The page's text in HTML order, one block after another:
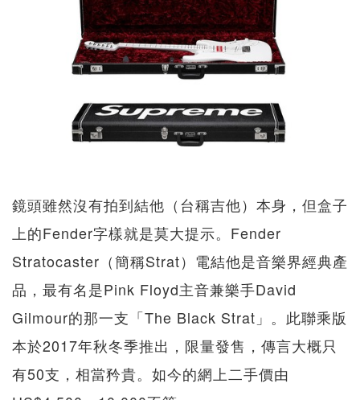
鏡頭雖然沒有拍到結他（台稱吉他）本身，但盒子
上的Fender字樣就是莫大提示。Fender
Stratocaster（簡稱Strat）電結他是音樂界經典產
品，最有名是Pink Floyd主音兼樂手David
Gilmour的那一支「The Black Strat」。此聯乘版
本於2017年秋冬季推出，限量發售，傳言大概只
有50支，相當矜貴。如今的網上二手價由